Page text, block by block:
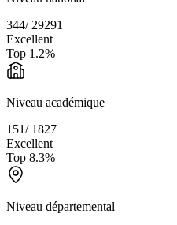
344/ 29291
Excellent
Top 1.2%
Niveau académique
151/ 1827
Excellent
Top 8.3%
Niveau départemental